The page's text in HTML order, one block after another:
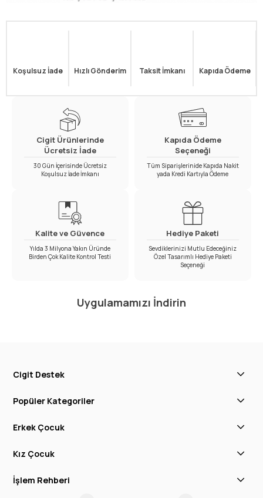
Koşulsuz İade Hızlı Gönderim Taksit İmkanı Kapıda Ödeme
Cigit Ürünlerinde
Ücretsiz İade
30 Gün İçerisinde Ücretsiz
Koşulsuz İade İmkanı
Kapıda Ödeme
Seçeneği
Tüm Siparişlerinide Kapıda Nakit
yada Kredi Kartıyla Ödeme
Kalite ve Güvence
Yılda 3 Milyona Yakın Üründe
Birden Çok Kalite Kontrol Testi
Hediye Paketi
Sevdiklerinizi Mutlu Edeceğiniz
Özel Tasarımlı Hediye Paketi
Seçeneği
Uygulamamızı İndirin
Cigit Destek
Popüler Kategoriler
Erkek Çocuk
Kız Çocuk
İşlem Rehberi